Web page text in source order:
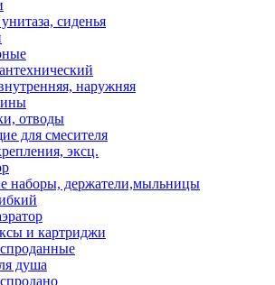
сиденья
наружняя
отводы
для смесителя
эксц.
наборы, держатели,мыльницы
и картриджи
душа